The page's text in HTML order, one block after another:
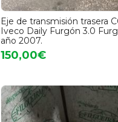
Eje de transmisión trasera
Iveco Daily Furgón 3.0
año 2007.
150,00€